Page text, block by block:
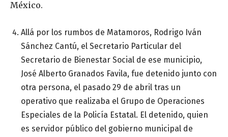
México.
Allá por los rumbos de Matamoros, Rodrigo Iván
Sánchez Cantú, el Secretario Particular del
Secretario de Bienestar Social de ese municipio,
José Alberto Granados Favila, fue detenido junto con
otra persona, el pasado 29 de abril tras un
operativo que realizaba el Grupo de Operaciones
Especiales de la Policía Estatal. El detenido, quien
es servidor público del gobierno municipal de